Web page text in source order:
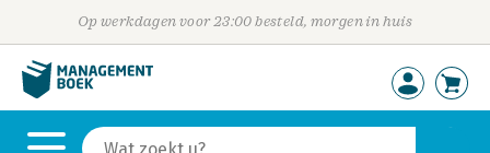
Op werkdagen voor 23:00 besteld, morgen in huis